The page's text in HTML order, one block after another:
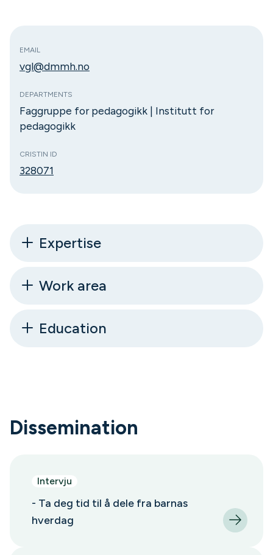
EMAIL
vgl@dmmh.no
DEPARTMENTS
Faggruppe for pedagogikk | Institutt for
pedagogikk
CRISTIN ID
328071
Expertise
Work area
Education
Dissemination
Intervju
- Ta deg tid til å dele fra barnas
hverdag